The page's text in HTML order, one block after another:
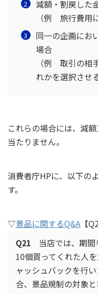
減額・割戻した
（例 旅行費用
同一の企画にお
場合
（例 取引の相
れかを選択させ
これらの場合には、減
当たりません。
消費者庁HPに、以下の
す。
▽景品に関するQ&A 【
Q21 当店では、期間
10個買ってくれた人
ャッシュバックを行
合、景品規制の対象と